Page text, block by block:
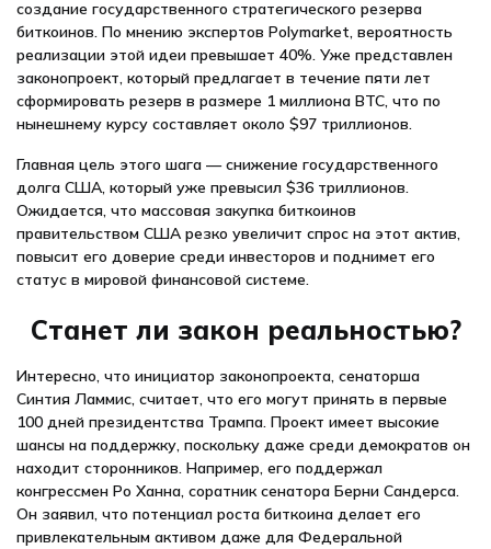
создание государственного стратегического резерва
биткоинов. По мнению экспертов Polymarket, вероятность
реализации этой идеи превышает 40%. Уже представлен
законопроект, который предлагает в течение пяти лет
сформировать резерв в размере 1 миллиона BTC, что по
нынешнему курсу составляет около $97 триллионов.
Главная цель этого шага — снижение государственного
долга США, который уже превысил $36 триллионов.
Ожидается, что массовая закупка биткоинов
правительством США резко увеличит спрос на этот актив,
повысит его доверие среди инвесторов и поднимет его
статус в мировой финансовой системе.
Станет ли закон реальностью?
Интересно, что инициатор законопроекта, сенаторша
Синтия Ламмис, считает, что его могут принять в первые
100 дней президентства Трампа. Проект имеет высокие
шансы на поддержку, поскольку даже среди демократов он
находит сторонников. Например, его поддержал
конгрессмен Ро Ханна, соратник сенатора Берни Сандерса.
Он заявил, что потенциал роста биткоина делает его
привлекательным активом даже для Федеральной